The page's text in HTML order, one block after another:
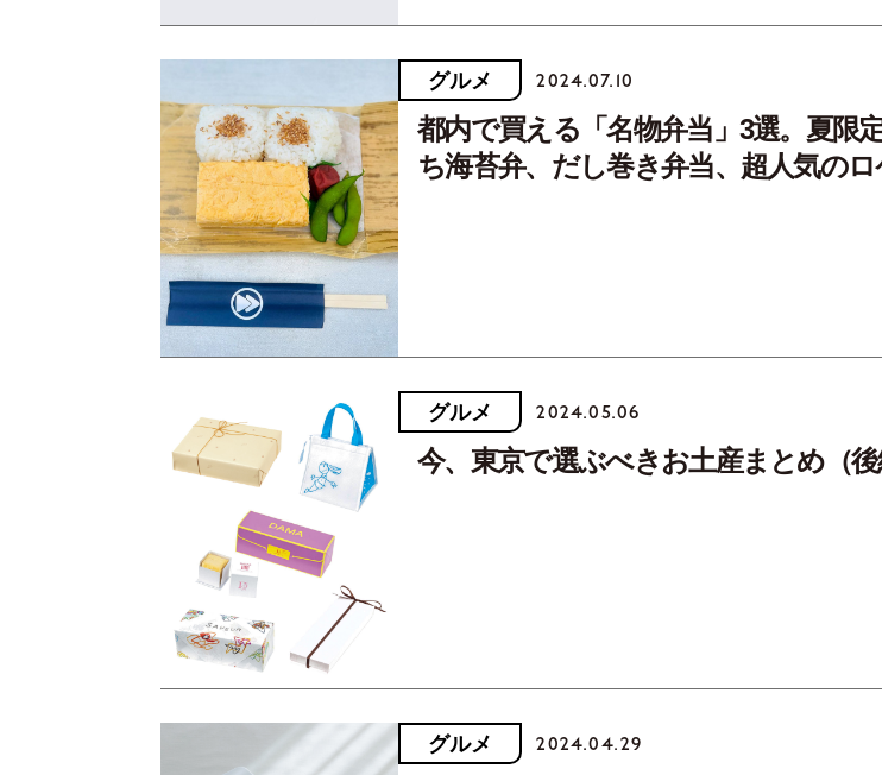
グルメ 2024.07.10
都内で買える「名物弁当」3選。夏限
ち海苔弁、だし巻き弁当、超人気の
グルメ 2024.05.06
今、東京で選ぶべきお土産まとめ（後
グルメ 2024.04.29